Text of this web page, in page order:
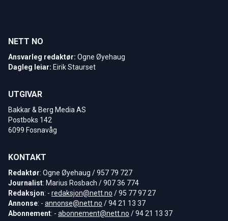
NETT NO
Ansvarleg redaktør: Ogne Øyehaug
Dagleg leiar: Eirik Staurset
UTGIVAR
Bakkar & Berg Media AS
Postboks 142
6099 Fosnavåg
KONTAKT
Redaktør: Ogne Øyehaug / 957 79 727
Journalist: Marius Rosbach / 907 36 774
Redaksjon: - redaksjon@nett.no / 95 77 97 27
Annonse: - annonse@nett.no / 94 21 13 37
Abonnement: - abonnement@nett.no / 94 21 13 37